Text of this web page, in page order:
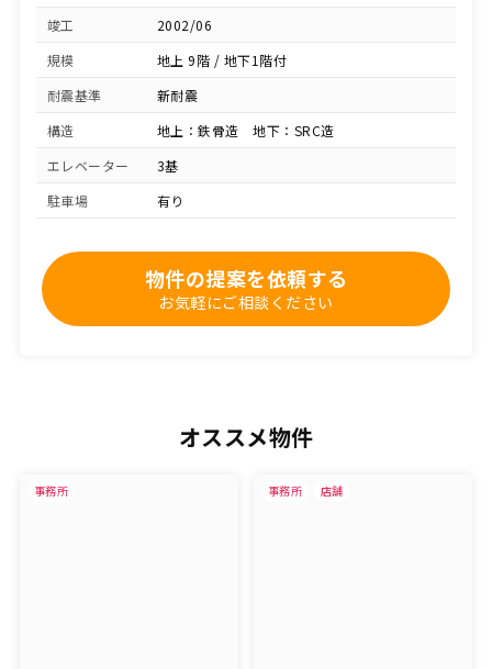
竣工
2002/06
規模
地上 9階 / 地下1階付
耐震基準
新耐震
構造
地上：鉄骨造 地下：SRC造
エレベーター
3基
駐車場
有り
物件の提案を依頼する
お気軽にご相談ください
オススメ物件
事務所 事務所 店舗